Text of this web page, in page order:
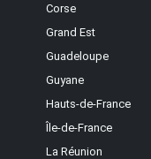
Corse
Grand Est
Guadeloupe
Guyane
Hauts-de-France
Île-de-France
La Réunion